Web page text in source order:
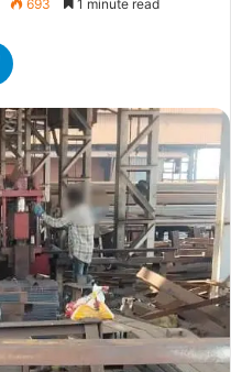
693 1 minute read